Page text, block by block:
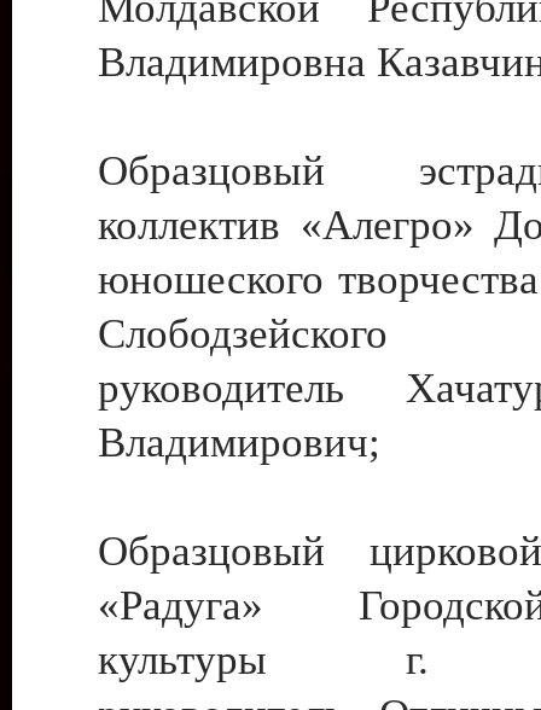
Владимировна
Образцовый
коллектив «Алегро»
юношеского
руководитель
Владимирович;
Образцовый
«Радуга»
культуры г.